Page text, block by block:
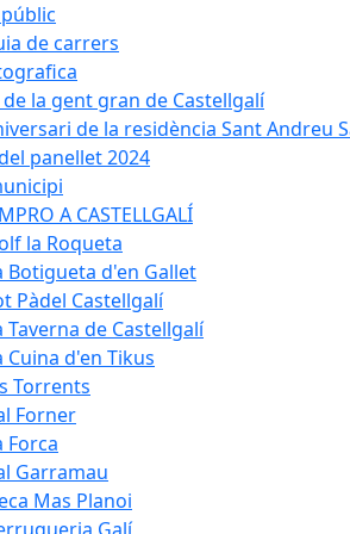
de carrers
la gent gran de Castellgalí
de la residència Sant Andreu
panellet 2024
A CASTELLGALÍ
la Roqueta
Botigueta d'en Gallet
Pàdel Castellgalí
Taverna de Castellgalí
Cuina d'en Tikus
Torrents
Forner
Forca
Garramau
Mas Planoi